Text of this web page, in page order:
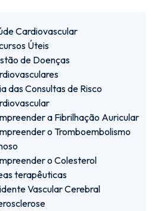
Cardiovascular
Úteis
de Doenças
das Consultas de Risco
a Fibrilhação Auricular
o Tromboembolismo
o Colesterol
terapêuticas
Vascular Cerebral